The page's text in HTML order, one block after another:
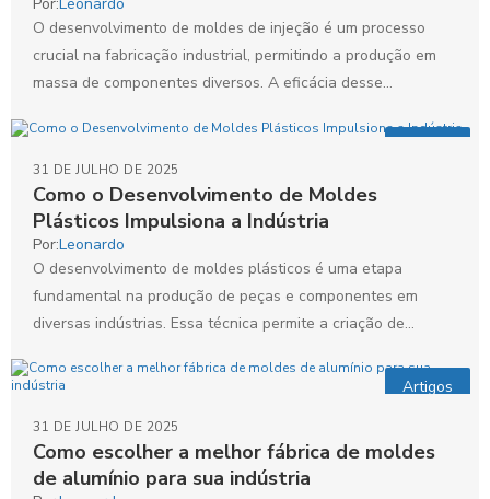
O desenvolvimento de moldes de injeção é um processo
crucial na fabricação industrial, permitindo a produção em
massa de componentes diversos. A eficácia desse
Como o Desenvolvimento de Moldes
Plásticos Impulsiona a Indústria
31 DE JULHO DE 2025
Por:Leonardo
O desenvolvimento de moldes plásticos é uma etapa
fundamental na produção de peças e componentes em
diversas indústrias. Essa técnica permite a criação de
Artigos
Como escolher a melhor fábrica de moldes
de alumínio para sua indústria
31 DE JULHO DE 2025